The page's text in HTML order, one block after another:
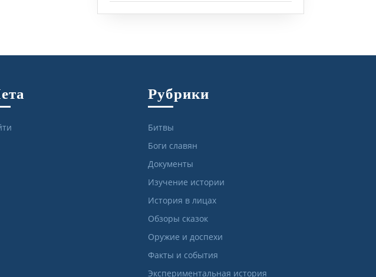
Рубрики
Битвы
Боги славян
Документы
Изучение истории
История в лицах
Обзоры сказок
Оружие и доспехи
Факты и события
Экспериментальная история